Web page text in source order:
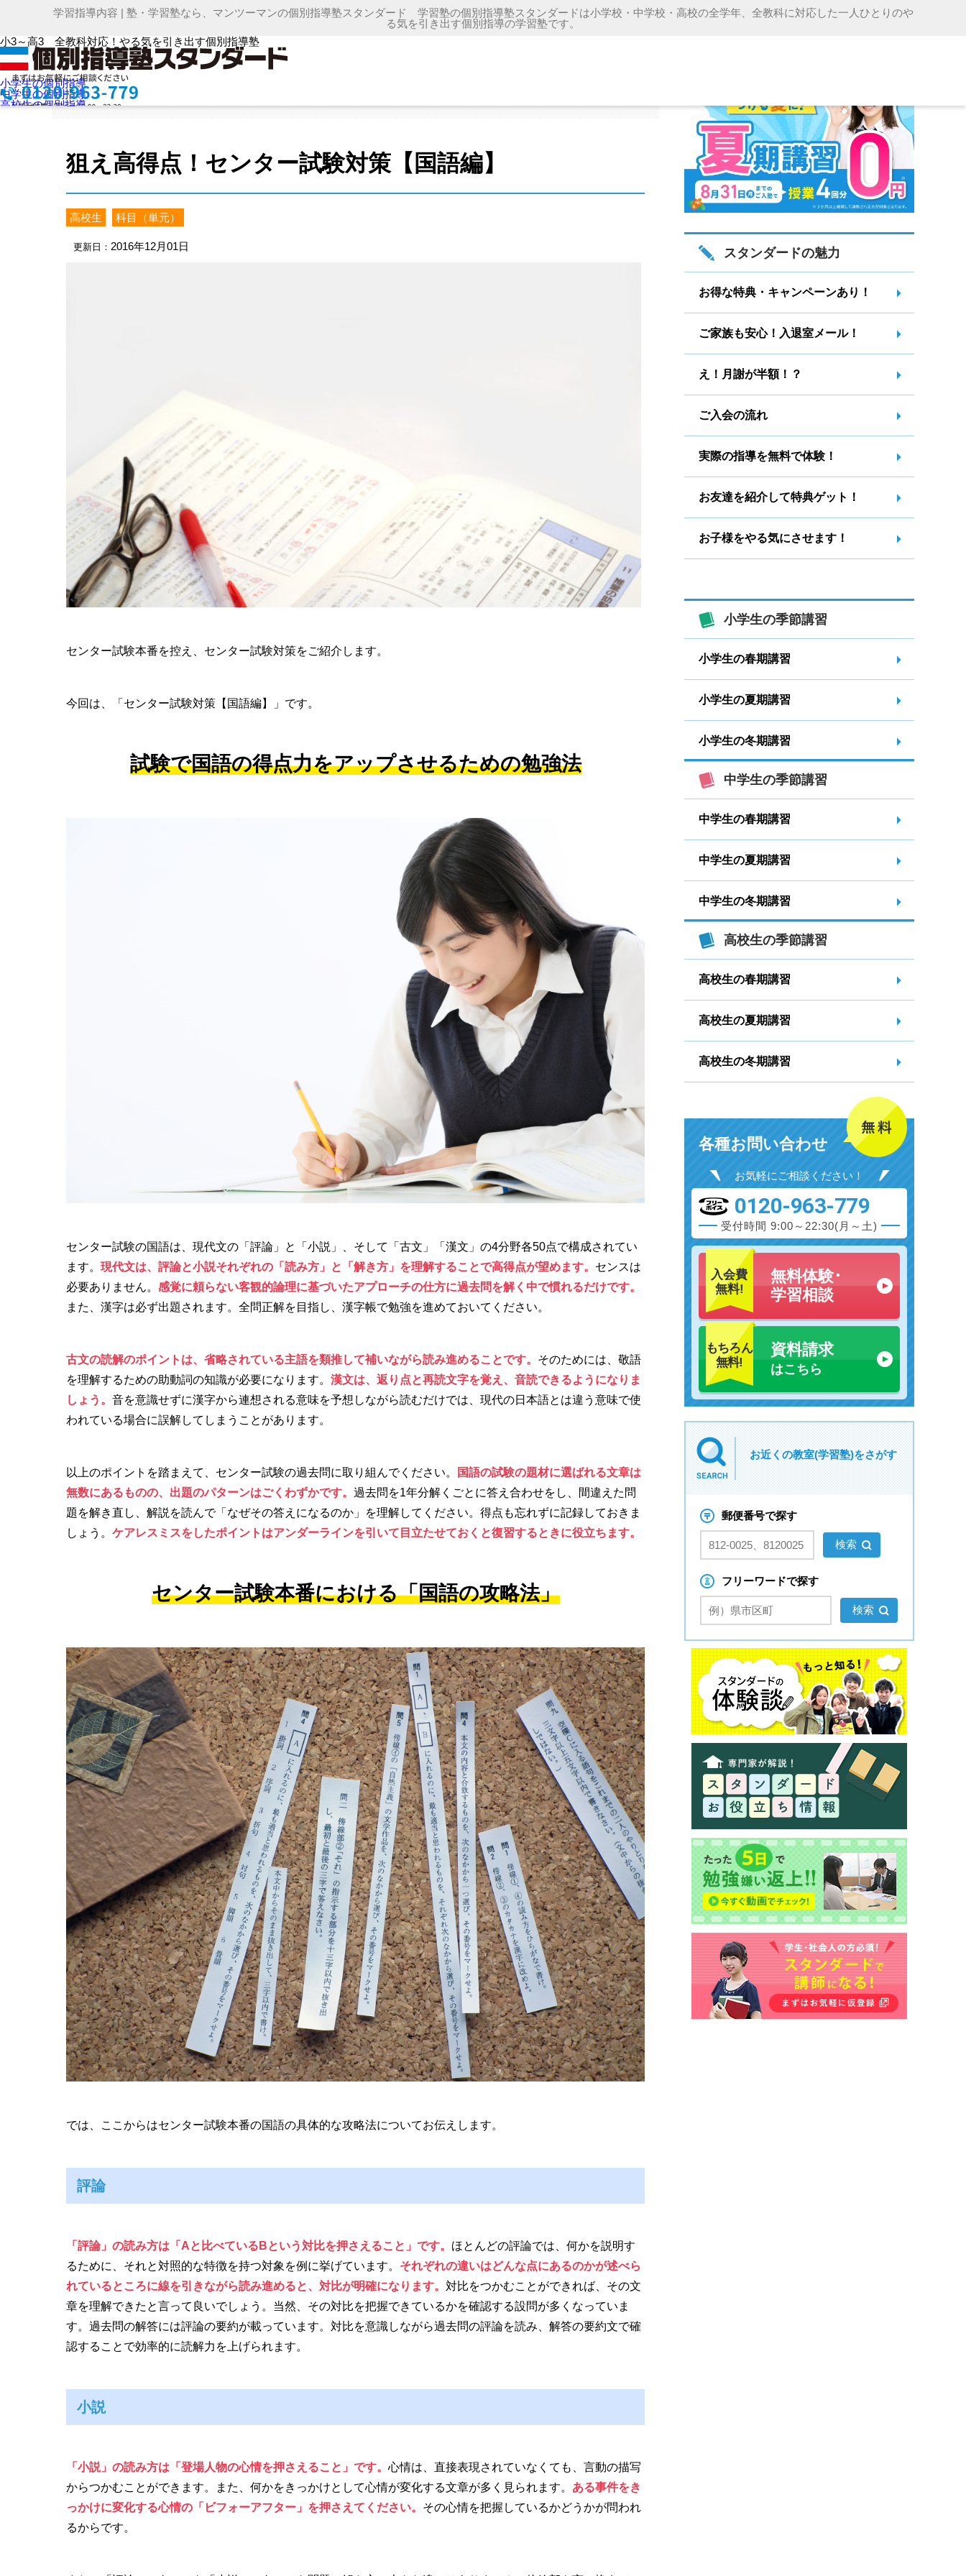
学習指導内容 | 塾・学習塾なら、マンツーマンの個別指導塾スタンダード 学習塾の個別指導塾スタンダードは小学校・中学校・高校の全学年、全教科に対応した一人ひとりのや
る気を引き出す個別指導の学習塾です。
小3～高3 全教科対応！やる気を引き出す個別指導塾
小学生の個別指導
中学生の個別指導
高校生の個別指導
お電話からのお問い合わせ
低料金で個別指導の学習塾なら【個別指導塾スタンダード】 HOME > 投稿一覧ページ >学年カテゴリ>高校生>狙え高得点！センター試験対策【国語編】
個別指導塾スタンダードのお役立ち情報
狙え高得点！センター試験対策【国語編】
高校生 科目（単元）
更新日： 2016年12月01日
センター試験本番を控え、センター試験対策をご紹介します。
今回は、「センター試験対策【国語編】」です。
試験で国語の得点力をアップさせるための勉強法
センター試験の国語は、現代文の「評論」と「小説」、そして「古文」「漢文」の4分野各50点で構成されてい
ます。 現代文は、評論と小説それぞれの「読み方」と「解き方」を理解することで高得点が望めます。 センスは
必要ありません。 感覚に頼らない客観的論理に基づいたアプローチの仕方に過去問を解く中で慣れるだけです。
また、漢字は必ず出題されます。全問正解を目指し、漢字帳で勉強を進めておいてください。
古文の読解のポイントは、省略されている主語を類推して補いながら読み進めることです。 そのためには、敬語
を理解するための助動詞の知識が必要になります。 漢文は、返り点と再読文字を覚え、音読できるようになりま
しょう。 音を意識せずに漢字から連想される意味を予想しながら読むだけでは、現代の日本語とは違う意味で使
われている場合に誤解してしまうことがあります。
以上のポイントを踏まえて、センター試験の過去問に取り組んでください。
国語の試験の題材に選ばれる文章は
無数にあるものの、出題のパターンはごくわずかです。 過去問を1年分解くごとに答え合わせをし、間違えた問
題を解き直し、解説を読んで「なぜその答えになるのか」を理解してください。得点も忘れずに記録しておきま
しょう。 ケアレスミスをしたポイントはアンダーラインを引いて目立たせておくと復習するときに役立ちます。
センター試験本番における「国語の攻略法」
では、ここからはセンター試験本番の国語の具体的な攻略法についてお伝えします。
評論
「評論」の読み方は「Aと比べているBという対比を押さえること」です。 ほとんどの評論では、何かを説明す
るために、それと対照的な特徴を持つ対象を例に挙げています。 それぞれの違いはどんな点にあるのかが述べら
れているところに線を引きながら読み進めると、対比が明確になります。 対比をつかむことができれば、その文
章を理解できたと言って良いでしょう。当然、その対比を把握できているかを確認する設問が多くなっていま
す。過去問の解答には評論の要約が載っています。対比を意識しながら過去問の評論を読み、解答の要約文で確
認することで効率的に読解力を上げられます。
小説
「小説」の読み方は「登場人物の心情を押さえること」です。 心情は、直接表現されていなくても、言動の描写
からつかむことができます。また、何かをきっかけとして心情が変化する文章が多く見られます。 ある事件をき
っかけに変化する心情の「ビフォーアフター」を押さえてください。 その心情を把握しているかどうかが問われ
るからです。
スタンダードの魅力
お得な特典・キャンペーンあり！
ご家族も安心！入退室メール！
え！月謝が半額！？
ご入会の流れ
実際の指導を無料で体験！
お友達を紹介して特典ゲット！
お子様をやる気にさせます！
小学生の季節講習
小学生の春期講習
小学生の夏期講習
小学生の冬期講習
中学生の季節講習
中学生の春期講習
中学生の夏期講習
中学生の冬期講習
高校生の季節講習
高校生の春期講習
高校生の夏期講習
高校生の冬期講習
各種お問い合わせ
お気軽にご相談ください！
0120-963-779
受付時間 9:00～22:30(月～土)
入会費
無料!
無料体験･
学習相談
もちろん
無料!
資料請求
はこちら
お近くの教室(学習塾)をさがす
郵便番号で探す
フリーワードで探す